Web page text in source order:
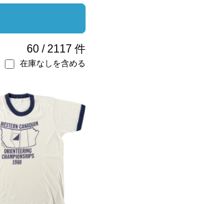
60 / 2117 件
在庫なしを含める